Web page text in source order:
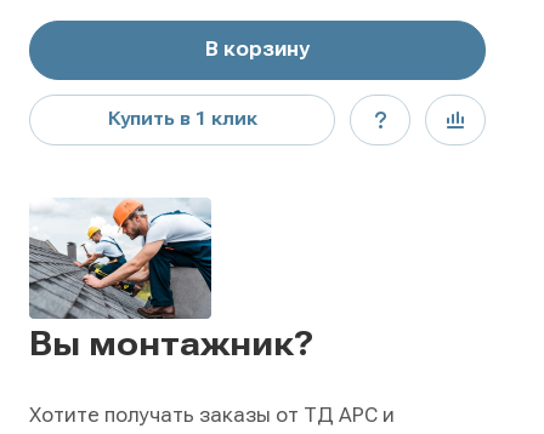
В корзину
Купить в 1 клик
Вы монтажник?
Хотите получать заказы от ТД АРС и